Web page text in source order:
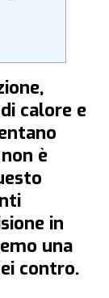
calore e
è
in
una
contro.